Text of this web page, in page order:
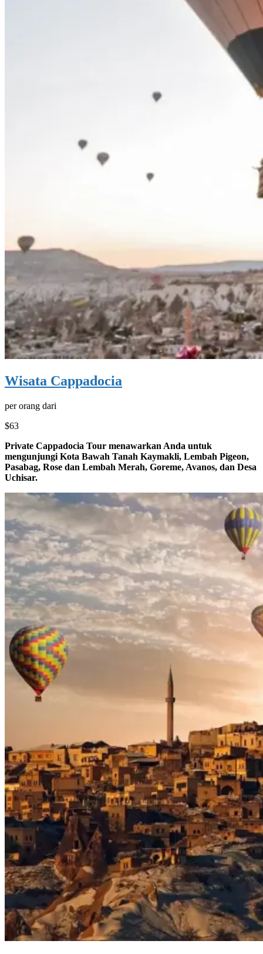
Wisata Cappadocia
per orang dari
$63
Private Cappadocia Tour menawarkan Anda untuk
mengunjungi Kota Bawah Tanah Kaymakli, Lembah Pigeon,
Pasabag, Rose dan Lembah Merah, Goreme, Avanos, dan Desa
Uchisar.